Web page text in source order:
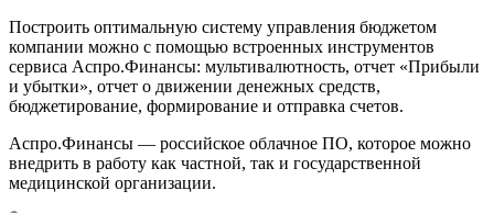
Построить оптимальную систему управления бюджетом
компании можно с помощью встроенных инструментов
сервиса Аспро.Финансы: мультивалютность, отчет «Прибыли
и убытки», отчет о движении денежных средств,
бюджетирование, формирование и отправка счетов.
Аспро.Финансы — российское облачное ПО, которое можно
внедрить в работу как частной, так и государственной
медицинской организации.